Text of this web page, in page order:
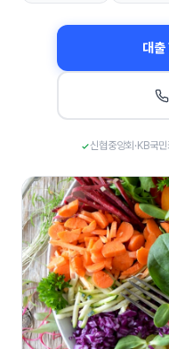
대출
신협중앙회·KB국